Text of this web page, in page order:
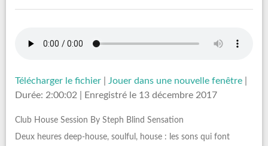
Télécharger le fichier Jouer dans une nouvelle fenêtre
Durée: 2:00:02
Enregistré le 13 décembre 2017
Club House Session By Steph Blind Sensation
Deux heures deep-house, soulful, house : les sons qui font